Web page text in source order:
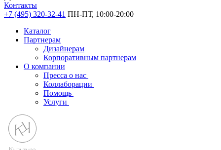
Контакты
+7 (495) 320-32-41 ПН-ПТ, 10:00-20:00
Каталог
Партнерам
Дизайнерам
Корпоративным партнерам
О компании
Пресса о нас
Коллаборации
Помощь
Услуги